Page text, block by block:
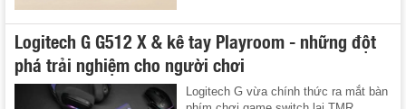
Logitech G G512 X & kê tay Playroom - những đột
phá trải nghiệm cho người chơi
Logitech G vừa chính thức ra mắt bàn